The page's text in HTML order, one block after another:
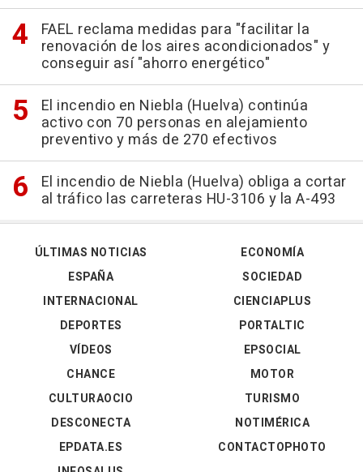
FAEL reclama medidas para "facilitar la
renovación de los aires acondicionados" y
conseguir así "ahorro energético"
El incendio en Niebla (Huelva) continúa
activo con 70 personas en alejamiento
preventivo y más de 270 efectivos
El incendio de Niebla (Huelva) obliga a cortar
al tráfico las carreteras HU-3106 y la A-493
ÚLTIMAS NOTICIAS
ESPAÑA
INTERNACIONAL
DEPORTES
VÍDEOS
ECONOMÍA
SOCIEDAD
CIENCIAPLUS
PORTALTIC
EPSOCIAL
CHANCE
CULTURAOCIO
DESCONECTA
EPDATA.ES
MOTOR
TURISMO
NOTIMÉRICA
CONTACTOPHOTO